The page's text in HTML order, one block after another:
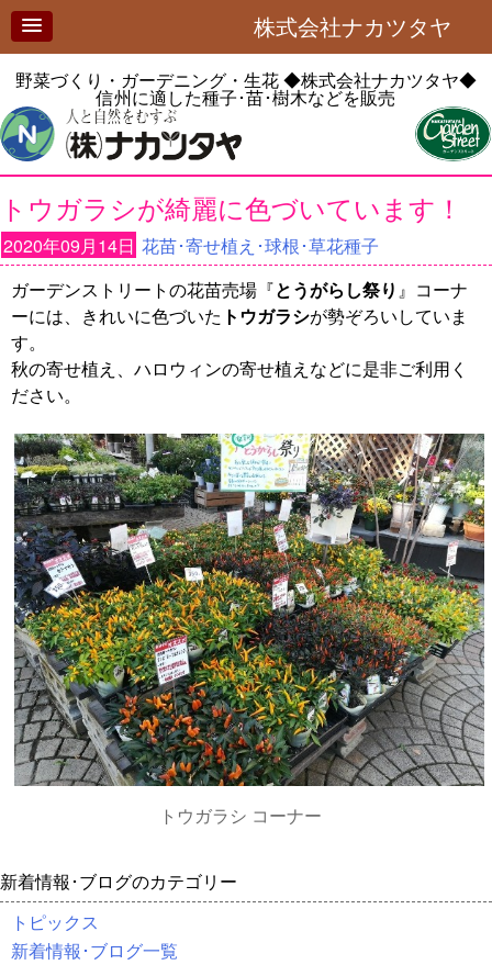
株式会社ナカツタヤ
野菜づくり・ガーデニング・生花◆株式会社ナカツタヤ◆
信州に適した種子･苗･樹木などを販売
トウガラシが綺麗に色づいています！
2020年09月14日 花苗･寄せ植え･球根･草花種子
ガーデンストリートの花苗売場『とうがらし祭り 』コーナ
ーには、きれいに色づいた トウガラシが勢ぞろいしていま
す。
秋の寄せ植え、ハロウィンの寄せ植えなどに是非ご利用く
ださい。
トウガラシ コーナー
新着情報･ブログのカテゴリー
トピックス
新着情報･ブログ一覧